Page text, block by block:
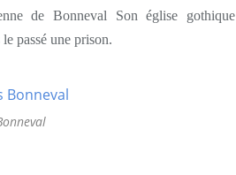
de Bonneval Son église gothique
passé une prison.